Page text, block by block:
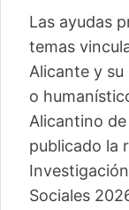
Las ayudas
temas
Alicante y
o
Alicantino
publicado la
Sociales